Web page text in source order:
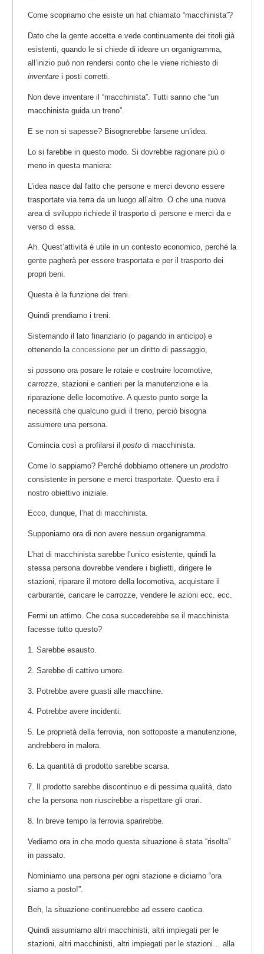
Come scopriamo che esiste un hat chiamato “macchinista”?
Dato che la gente accetta e vede continuamente dei titoli già
esistenti, quando le si chiede di ideare un organigramma,
all’inizio può non rendersi conto che le viene richiesto di
inventare i posti corretti.
Non deve inventare il “macchinista”. Tutti sanno che “un
macchinista guida un treno”.
E se non si sapesse? Bisognerebbe farsene un’idea.
Lo si farebbe in questo modo. Si dovrebbe ragionare più o
meno in questa maniera:
L’idea nasce dal fatto che persone e merci devono essere
trasportate via terra da un luogo all’altro. O che una nuova
area di sviluppo richiede il trasporto di persone e merci da e
verso di essa.
Ah. Quest’attività è utile in un contesto economico, perché la
gente pagherà per essere trasportata e per il trasporto dei
propri beni.
Questa è la funzione dei treni.
Quindi prendiamo i treni.
Sistemando il lato finanziario (o pagando in anticipo) e
ottenendo la concessione per un diritto di passaggio,
si possono ora posare le rotaie e costruire locomotive,
carrozze, stazioni e cantieri per la manutenzione e la
riparazione delle locomotive. A questo punto sorge la
necessità che qualcuno guidi il treno, perciò bisogna
assumere una persona.
Comincia così a profilarsi il posto di macchinista.
Come lo sappiamo? Perché dobbiamo ottenere un prodotto
consistente in persone e merci trasportate. Questo era il
nostro obiettivo iniziale.
Ecco, dunque, l’hat di macchinista.
Supponiamo ora di non avere nessun organigramma.
L’hat di macchinista sarebbe l’unico esistente, quindi la
stessa persona dovrebbe vendere i biglietti, dirigere le
stazioni, riparare il motore della locomotiva, acquistare il
carburante, caricare le carrozze, vendere le azioni ecc. ecc.
Fermi un attimo. Che cosa succederebbe se il macchinista
facesse tutto questo?
1. Sarebbe esausto.
2. Sarebbe di cattivo umore.
3. Potrebbe avere guasti alle macchine.
4. Potrebbe avere incidenti.
5. Le proprietà della ferrovia, non sottoposte a manutenzione,
andrebbero in malora.
6. La quantità di prodotto sarebbe scarsa.
7. Il prodotto sarebbe discontinuo e di pessima qualità, dato
che la persona non riuscirebbe a rispettare gli orari.
8. In breve tempo la ferrovia sparirebbe.
Vediamo ora in che modo questa situazione è stata “risolta”
in passato.
Nominiamo una persona per ogni stazione e diciamo “ora
siamo a posto!”.
Beh, la situazione continuerebbe ad essere caotica.
Quindi assumiamo altri macchinisti, altri impiegati per le
stazioni, altri macchinisti, altri impiegati per le stazioni… alla